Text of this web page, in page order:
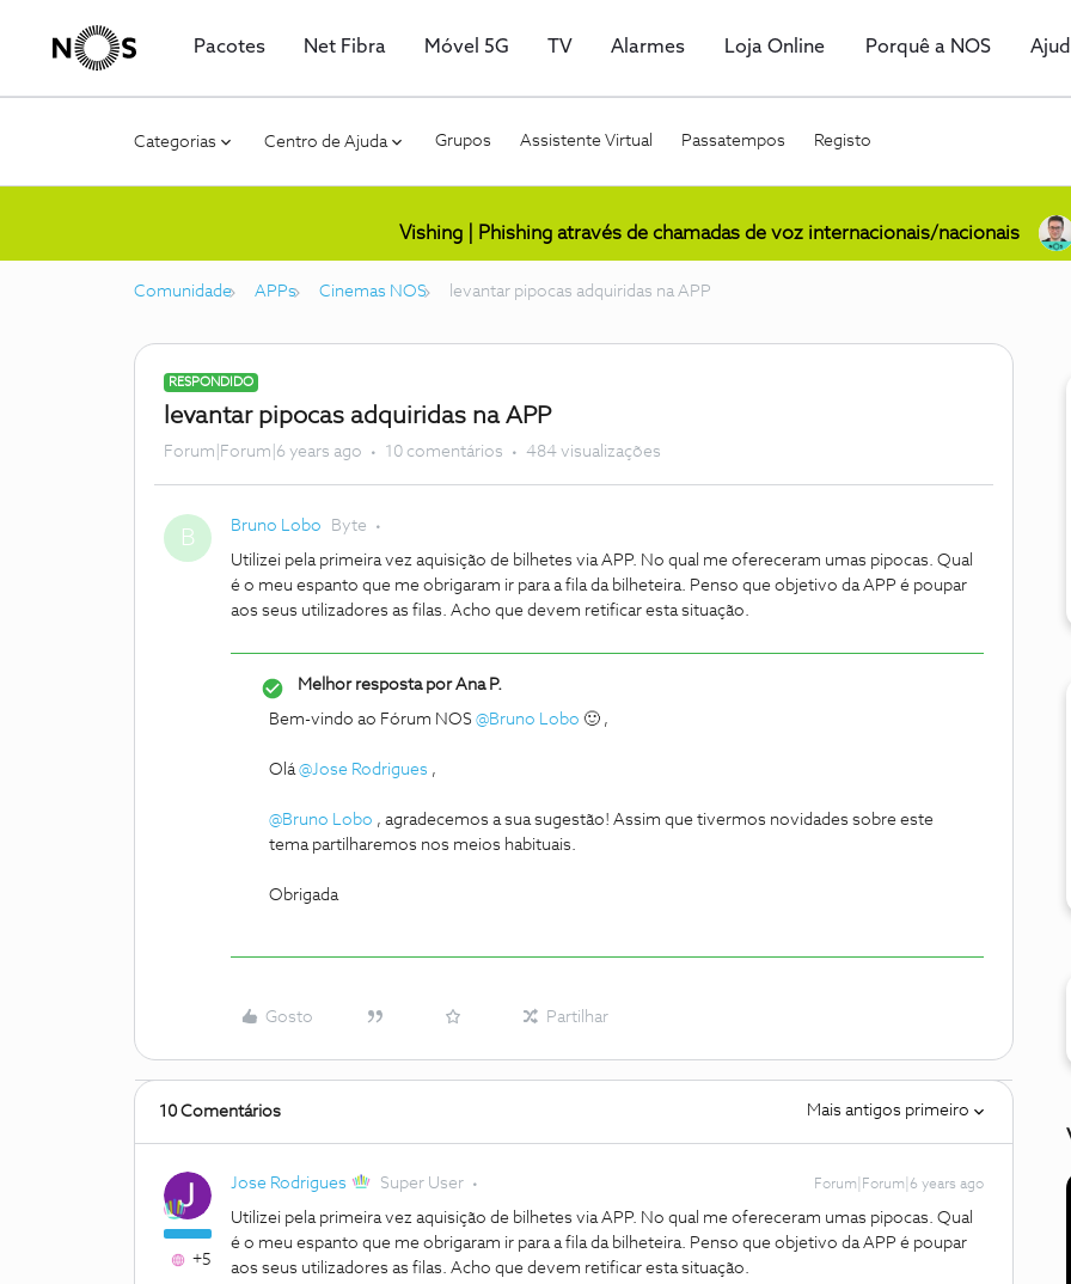
Pacotes Net Fibra Móvel 5G TV Alarmes Loja Online Porquê a NOS
Categorias Centro de Ajuda Grupos Assistente Virtual Passatempos Registo
Vishing | Phishing através de chamadas de voz internacionais/nacionais
Comunidade APPs Cinemas NOS levantar pipocas adquiridas na APP
RESPONDIDO
levantar pipocas adquiridas na APP
Forum|Forum|6 years ago 10 comentários 484 visualizações
B Bruno Lobo Byte
Utilizei pela primeira vez aquisição de bilhetes via APP. No qual me ofereceram umas pipocas. Qual
é o meu espanto que me obrigaram ir para a fila da bilheteira. Penso que objetivo da APP é poupar
aos seus utilizadores as filas. Acho que devem retificar esta situação.
Melhor resposta porAna P.
Bem-vindo ao Fórum NOS @Bruno Lobo 🙂 ,
Olá@Jose Rodrigues ,
@Bruno Lobo , agradecemos a sua sugestão! Assim que tivermos novidades sobre este
tema partilharemos nos meios habituais.
Obrigada
Gosto Partilhar
10 Comentários Mais antigos primeiro
+5
Jose Rodrigues Super User Forum|Forum|6 years ago
Utilizei pela primeira vez aquisição de bilhetes via APP. No qual me ofereceram umas pipocas. Qual
é o meu espanto que me obrigaram ir para a fila da bilheteira. Penso que objetivo da APP é poupar
aos seus utilizadores as filas. Acho que devem retificar esta situação.